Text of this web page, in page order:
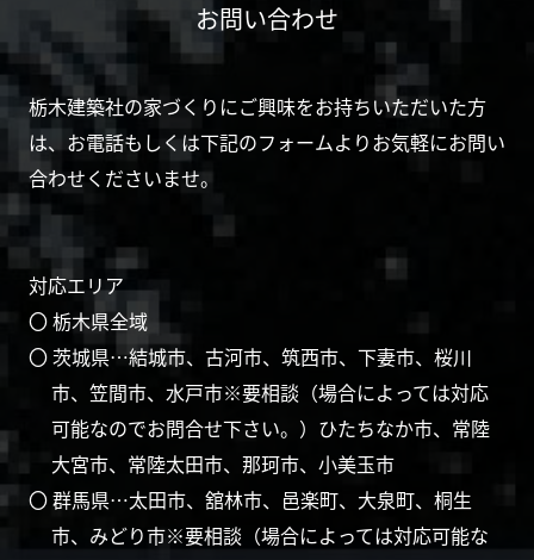
お問い合わせ
栃木建築社の家づくりにご興味をお持ちいただいた方
は、お電話もしくは下記のフォームよりお気軽にお問い
合わせくださいませ。
対応エリア
〇 栃木県全域
〇 茨城県…結城市、古河市、筑西市、下妻市、桜川
市、笠間市、水戸市※要相談（場合によっては対応
可能なのでお問合せ下さい。）ひたちなか市、常陸
大宮市、常陸太田市、那珂市、小美玉市
〇 群馬県…太田市、舘林市、邑楽町、大泉町、桐生
市、みどり市※要相談（場合によっては対応可能な